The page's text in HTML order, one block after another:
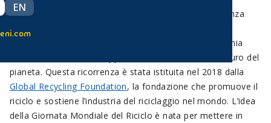
EN
eni.com
Il 18 marzo è la Giornata Mondiale del Riciclo, ricorrenza
dedicata a celebrare l’importanza della corretta
differenziazione dei rifiuti per lo sviluppo di un’economia
circolare, che valorizzi appieno le risorse e tuteli il futuro del
pianeta. Questa ricorrenza è stata istituita nel 2018 dalla
Global Recycling Foundation, la fondazione che promuove il
riciclo e sostiene l’industria del riciclaggio nel mondo. L’idea
della Giornata Mondiale del Riciclo è nata per mettere in